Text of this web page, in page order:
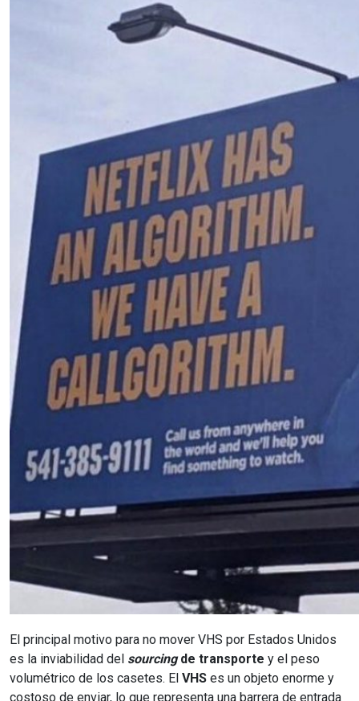
El principal motivo para no mover VHS por Estados Unidos
es la inviabilidad del sourcingde transporte y el peso
volumétrico de los casetes. El VHS es un objeto enorme y
costoso de enviar, lo que representa una barrera de entrada